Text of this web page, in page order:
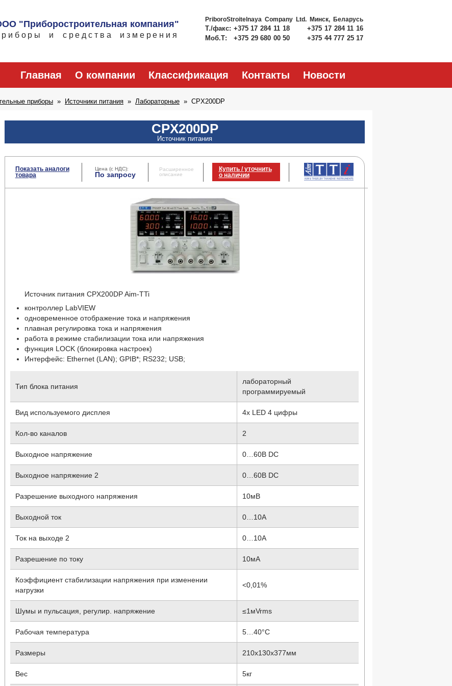
"Приборостроительная компания"
и средства измерения
PriboroStroitelnaya Company Ltd. Минск, Беларусь
Т./факс: +375 17 284 11 18
+375 17 284 11 16
Моб.Т:
+375 29 680 00 50 +375 44 777 25 17
Главная О компании Классификация Контакты Новости
приборы Источники питания Лабораторные CPX200DP
CPX200DP
Источник питания
Показать аналоги
товара
Цена (с НДС):
По запросу
Расширенное
описание
Купить / уточнить
о наличии
Источник питания CPX200DP Aim-TTi
контроллер LabVIEW
одновременное отображение тока и напряжения
плавная регулировка тока и напряжения
работа в режиме стабилизации тока или напряжения
функция LOCK (блокировка настроек)
Интерфейс: Ethernet (LAN); GPIB*; RS232; USB;
Тип блока питания
лабораторный
программируемый
Вид используемого дисплея 4x LED 4 цифры
Кол-во каналов 2
Выходное напряжение 0…60В DC
Выходное напряжение 2 0…60В DC
Разрешение выходного напряжения 10мВ
Выходной ток 0…10А
Ток на выходе 2 0…10А
Разрешение по току 10мА
Коэффициент стабилизации напряжения при изменении
нагрузки
<0,01%
Шумы и пульсация, регулир. напряжение ≤1мVrms
Рабочая температура 5…40°C
Размеры 210x130x377мм
Вес 5кг